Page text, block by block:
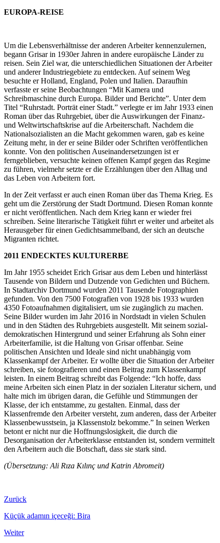
EUROPA-REISE
Um die Lebensverhältnisse der anderen Arbeiter kennenzulernen,
begann Grisar in 1930er Jahren in andere europäische Länder zu
reisen. Sein Ziel war, die unterschiedlichen Situationen der Arbeiter
und anderer Industriegebiete zu entdecken. Auf seinem Weg
besuchte er Holland, England, Polen und Italien. Daraufhin
verfasste er seine Beobachtungen “Mit Kamera und
Schreibmaschine durch Europa. Bilder und Berichte”. Unter dem
Titel “Ruhrstadt. Porträt einer Stadt.” verlegte er im Jahr 1933 einen
Roman über das Ruhrgebiet, über die Auswirkungen der Finanz-
und Weltwirtschaftskrise auf die Arbeiterschaft. Nachdem die
Nationalsozialisten an die Macht gekommen waren, gab es keine
Zeitung mehr, in der er seine Bilder oder Schriften veröffentlichen
konnte. Von den politischen Auseinandersetzungen ist er
ferngeblieben, versuchte keinen offenen Kampf gegen das Regime
zu führen, vielmehr setzte er die Erzählungen über den Alltag und
das Leben von Arbeitern fort.
In der Zeit verfasst er auch einen Roman über das Thema Krieg. Es
geht um die Zerstörung der Stadt Dortmund. Diesen Roman konnte
er nicht veröffentlichen. Nach dem Krieg kann er wieder frei
schreiben. Seine literarische Tätigkeit führt er weiter und arbeitet als
Herausgeber für einen Gedichtsammelband, der sich an deutsche
Migranten richtet.
2011 ENDECKTES KULTURERBE
Im Jahr 1955 scheidet Erich Grisar aus dem Leben und hinterlässt
Tausende von Bildern und Dutzende von Gedichten und Büchern.
In Stadtarchiv Dortmund wurden 2011 Tausende Fotographien
gefunden. Von den 7500 Fotografien von 1928 bis 1933 wurden
4350 Fotoaufnahmen digitalisiert, um sie zugänglich zu machen.
Seine Bilder wurden im Jahr 2016 in Nordstadt in vielen Schulen
und in den Städten des Ruhrgebiets ausgestellt. Mit seinem sozial-
demokratischen Hintergrund und seiner Erfahrung als Sohn einer
Arbeiterfamilie, ist die Haltung von Grisar offenbar. Seine
politischen Ansichten und Ideale sind nicht unabhängig vom
Klassenkampf der Arbeiter. Er wollte über die Situation der Arbeiter
schreiben, sie fotografieren und einen Beitrag zum Klassenkampf
leisten. In einem Beitrag schreibt das Folgende: “Ich hoffe, dass
meine Arbeiten sich einen Platz in der sozialen Literatur sichern, und
halte mich im übrigen daran, die Gefühle und Stimmungen der
Klasse, der ich entstamme, zu gestalten. Einmal, dass der
Klassenfremde den Arbeiter versteht, zum anderen, dass der Arbeiter
Klassenbewusstsein, ja Klassenstolz bekomme.” In seinen Werken
betont er nicht nur die Hoffnungslosigkeit, die durch die
Desorganisation der Arbeiterklasse entstanden ist, sondern vermittelt
den Arbeitern auch die Botschaft, dass sie stark sind.
(Übersetzung: Ali Rıza Kılınç und Katrin Abromeit)
Zurück
Küçük adamın içeceği: Bira
Weiter